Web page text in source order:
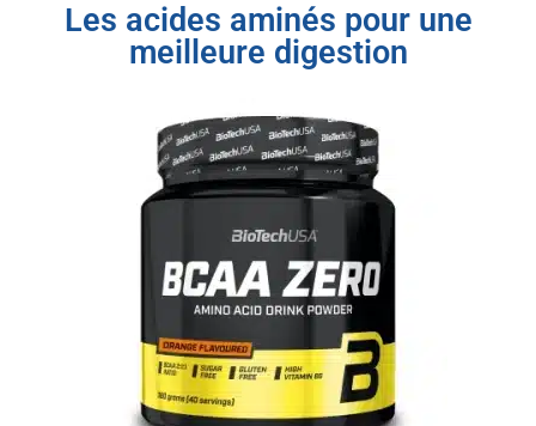
Les acides aminés pour une
meilleure digestion